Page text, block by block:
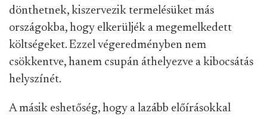
dönthetnek, kiszervezik termelésüket más
országokba, hogy elkerüljék a megemelkedett
költségeket. Ezzel végeredményben nem
csökkentve, hanem csupán áthelyezve a kibocsátás
helyszínét.
A másik eshetőség, hogy a lazább előírásokkal